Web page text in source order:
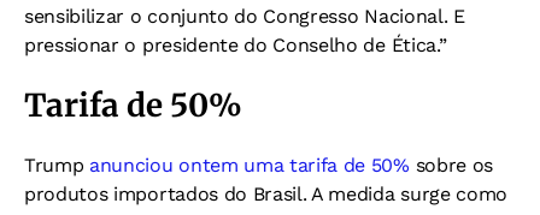
sensibilizar o conjunto do Congresso Nacional. E
pressionar o presidente do Conselho de Ética.”
Tarifa de 50%
Trump anunciou ontem uma tarifa de 50% sobre os
produtos importados do Brasil. A medida surge como